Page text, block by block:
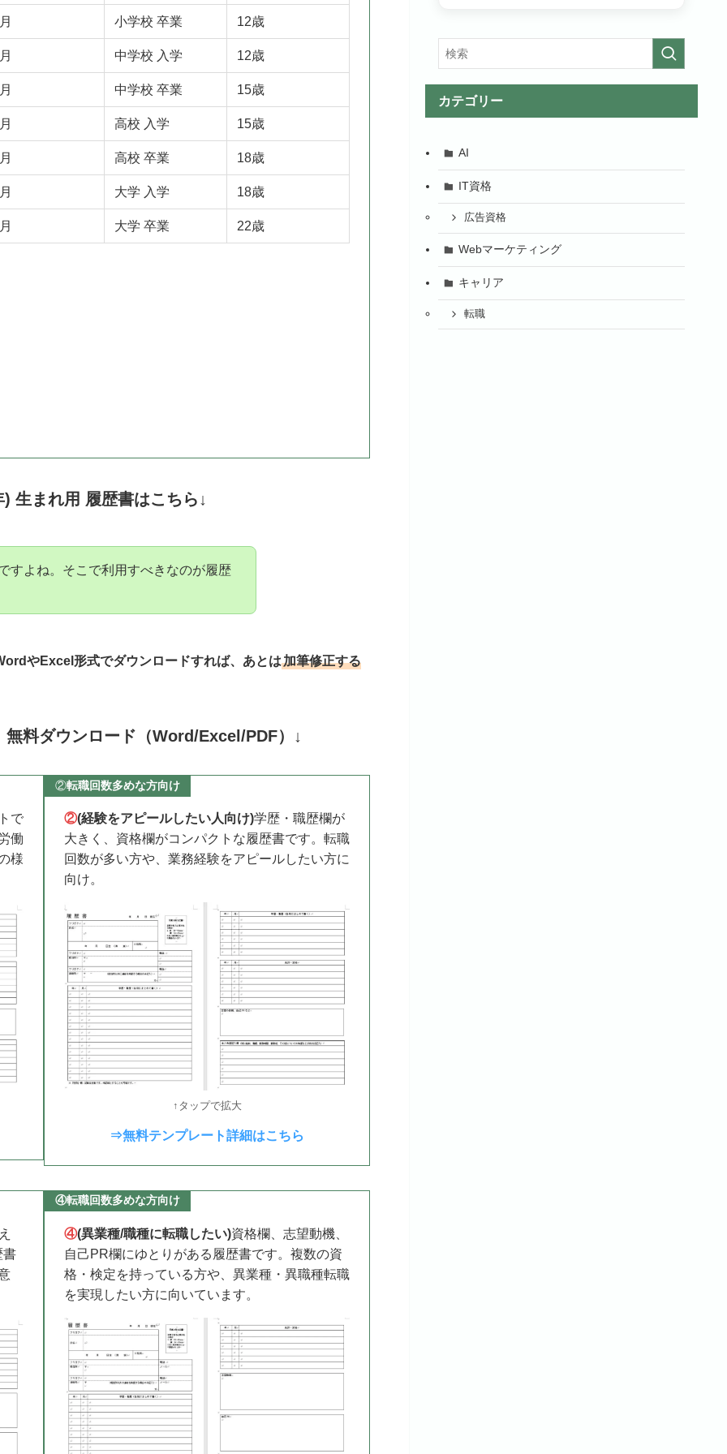
小学校 卒業 12歳
中学校 入学 12歳
中学校 卒業 15歳
高校 入学 15歳
高校 卒業 18歳
大学 入学 18歳
大学 卒業 22歳
) 生まれ用 履歴書はこちら↓
すよね。そこで利用すべきなのが履歴
やExcel形式でダウンロードすれば、あとは加筆修正する
料ダウンロード（Word/Excel/PDF）↓
で
働
様
②転職回数多めな方向け
②(経験をアピールしたい人向け)学歴・職歴欄が
大きく、資格欄がコンパクトな履歴書です。転職
回数が多い方や、業務経験をアピールしたい方に
向け。
↑タップで拡大
⇒無料テンプレート詳細はこちら
書
④転職回数多めな方向け
④(異業種/職種に転職したい)資格欄、志望動機、
自己PR欄にゆとりがある履歴書です。複数の資
格・検定を持っている方や、異業種・異職種転職
を実現したい方に向いています。
カテゴリー
AI
IT資格
広告資格
Webマーケティング
キャリア
転職